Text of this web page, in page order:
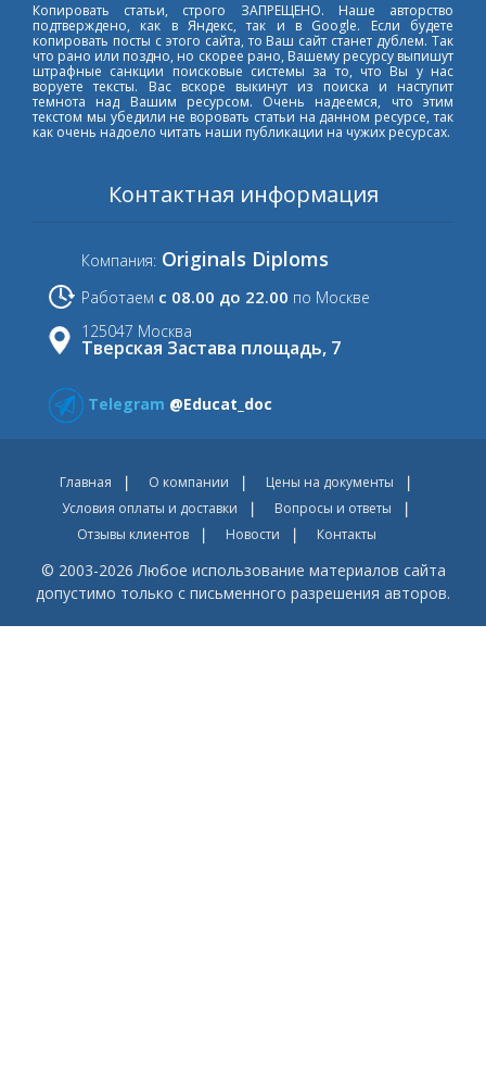
Копировать статьи, строго ЗАПРЕЩЕНО. Наше авторство
подтверждено, как в Яндекс, так и в Google. Если будете
копировать посты с этого сайта, то Ваш сайт станет дублем. Так
что рано или поздно, но скорее рано, Вашему ресурсу выпишут
штрафные санкции поисковые системы за то, что Вы у нас
воруете тексты. Вас вскоре выкинут из поиска и наступит
темнота над Вашим ресурсом. Очень надеемся, что этим
текстом мы убедили не воровать статьи на данном ресурсе, так
как очень надоело читать наши публикации на чужих ресурсах.
Контактная информация
Компания: Originals Diploms
Работаем с 08.00 до 22.00 по Москве
125047 Москва
Тверская Застава площадь, 7
Telegram @Educat_doc
Главная О компании
Цены на документы
Условия оплаты и доставки
Вопросы и ответы
Отзывы клиентов
Новости Контакты
© 2003-2026 Любое использование материалов сайта
допустимо только с письменного разрешения авторов.